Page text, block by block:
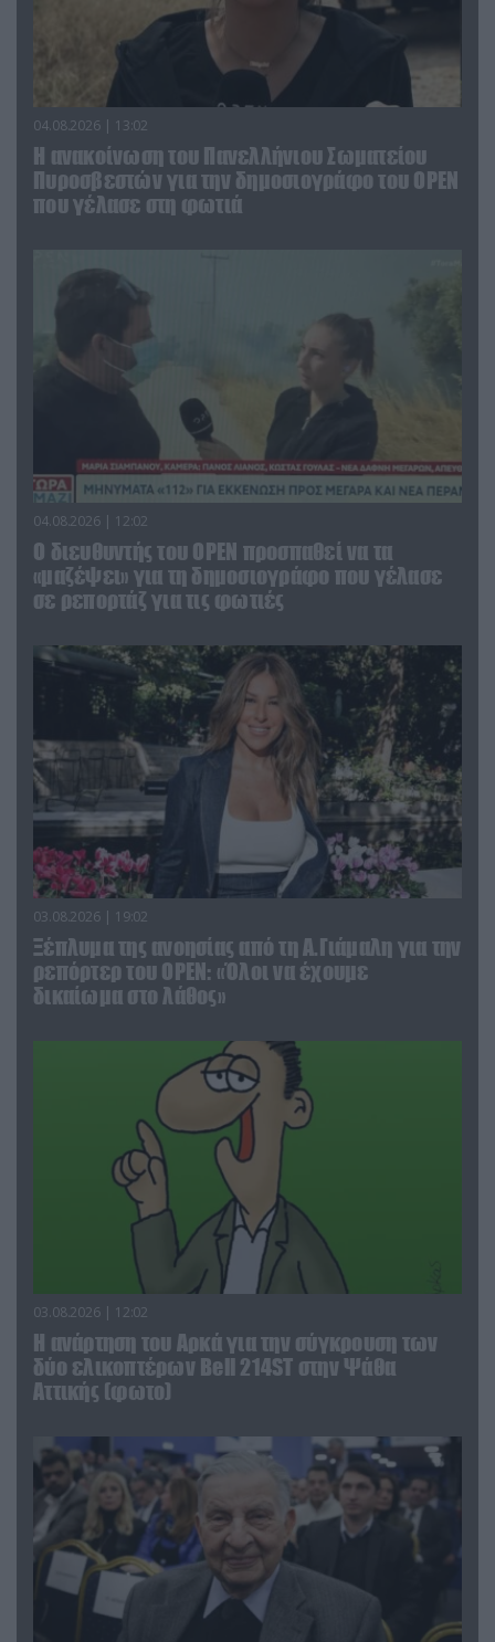
04.08.2026 | 13:02
Η ανακοίνωση του Πανελλήνιου Σωματείου
Πυροσβεστών για την δημοσιογράφο του OPEN
που γέλασε στη φωτιά
04.08.2026 | 12:02
O διευθυντής του OPEN προσπαθεί να τα
«μαζέψει» για τη δημοσιογράφο που γέλασε
σε ρεπορτάζ για τις φωτιές
03.08.2026 | 19:02
Ξέπλυμα της ανοησίας από τη Α.Γιάμαλη για την
ρεπόρτερ του ΟΡΕΝ: «Όλοι να έχουμε
δικαίωμα στο λάθος»
03.08.2026 | 12:02
Η ανάρτηση του Αρκά για την σύγκρουση των
δύο ελικοπτέρων Bell 214ST στην Ψάθα
Αττικής (φωτο)